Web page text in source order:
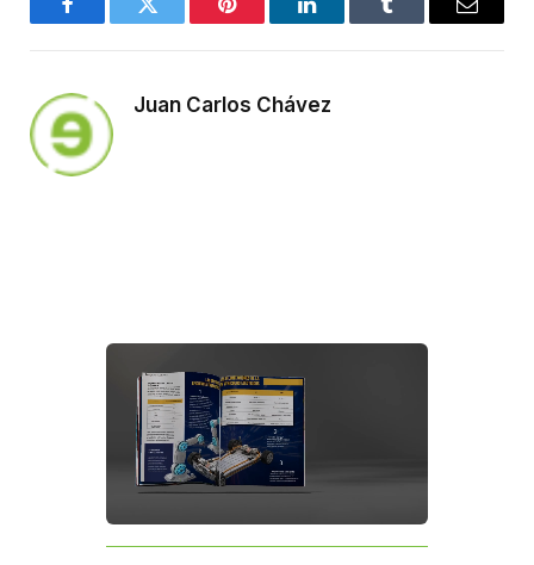
FacebookTwitter Pinterest LinkedInTumblr Email
Juan Carlos Chávez